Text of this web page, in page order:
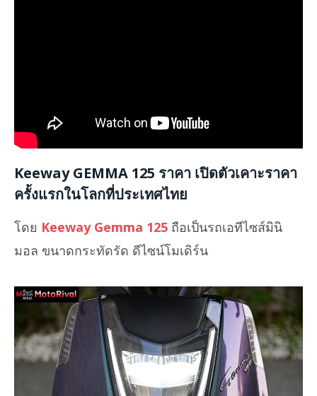
Keeway GEMMA 125 ราคา เปิดตัวเคาะราคา
ครั้งแรกในโลกที่ประเทศไทย
โดย Keeway Gemma 125 ถือเป็นรถเอทีไซส์มินิ
มอล ขนาดกระทัดรัด ดีไซน์โมเดิร์น